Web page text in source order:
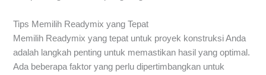
Tips Memilih Readymix yang Tepat
Memilih Readymix yang tepat untuk proyek konstruksi Anda
adalah langkah penting untuk memastikan hasil yang optimal.
Ada beberapa faktor yang perlu dipertimbangkan untuk